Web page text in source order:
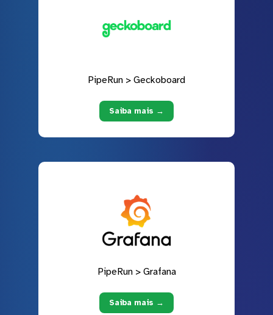
PipeRun > Geckoboard
Saiba mais →
PipeRun > Grafana
Saiba mais →